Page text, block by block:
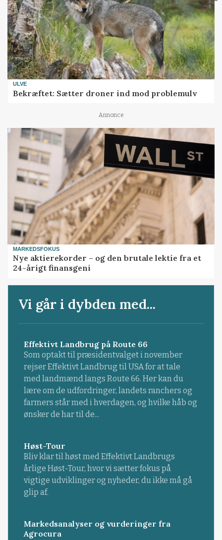
ULVE
Bekræftet: Sætter droner ind mod problemulv
Annonce
MARKEDSFOKUS
Nye aktierekorder – og den brutale lektie fra et
24-årigt finansgeni
Vi går i dybden med...
Effektivt Landbrug på Route 66
Som optakt til præsidentvalget i november
rejser Effektivt Landbrug til USA for at tale
med landmænd langs Route 66. Her kan du
lære om de udfordringer, landets ranchers og
farmers står med i hverdagen, og hvilke håb og
ønsker de har til de...
Høst-Tour
Bliv klar til høst med Effektivt Landbrugs
årlige Høst-Tour, hvor vi sætter fokus på
vigtige udviklinger og nyheder, du ikke må gå
glip af.
Markedsanalyser og vurderinger fra
Agrocura